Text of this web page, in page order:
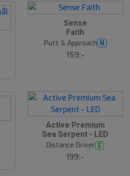
Sense
Faith
Putt & Approach N
159:-
Active Premium
Sea Serpent - LED
Distance Driver E
199:-